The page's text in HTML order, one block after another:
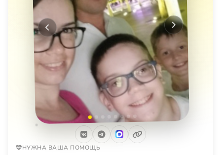
Предыдущее Следующее
НУЖНА ВАША ПОМОЩЬ